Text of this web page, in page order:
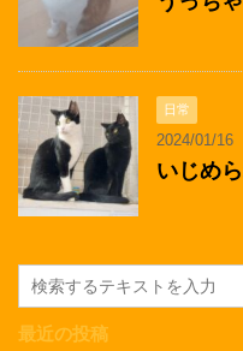
日常
2024/01/16
いじめ
最近の投稿